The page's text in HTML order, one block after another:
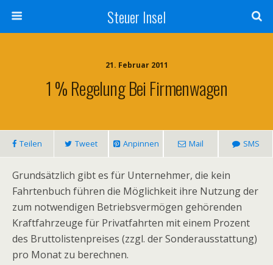
Steuer Insel
21. Februar 2011
1 % Regelung Bei Firmenwagen
Teilen Tweet Anpinnen Mail SMS
Grundsätzlich gibt es für Unternehmer, die kein
Fahrtenbuch führen die Möglichkeit ihre Nutzung der
zum notwendigen Betriebsvermögen gehörenden
Kraftfahrzeuge für Privatfahrten mit einem Prozent
des Bruttolistenpreises (zzgl. der Sonderausstattung)
pro Monat zu berechnen.